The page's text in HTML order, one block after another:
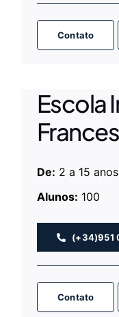
Contato
Escola
De: 2 a 15 anos
Alunos: 100
(+34)951
Contato